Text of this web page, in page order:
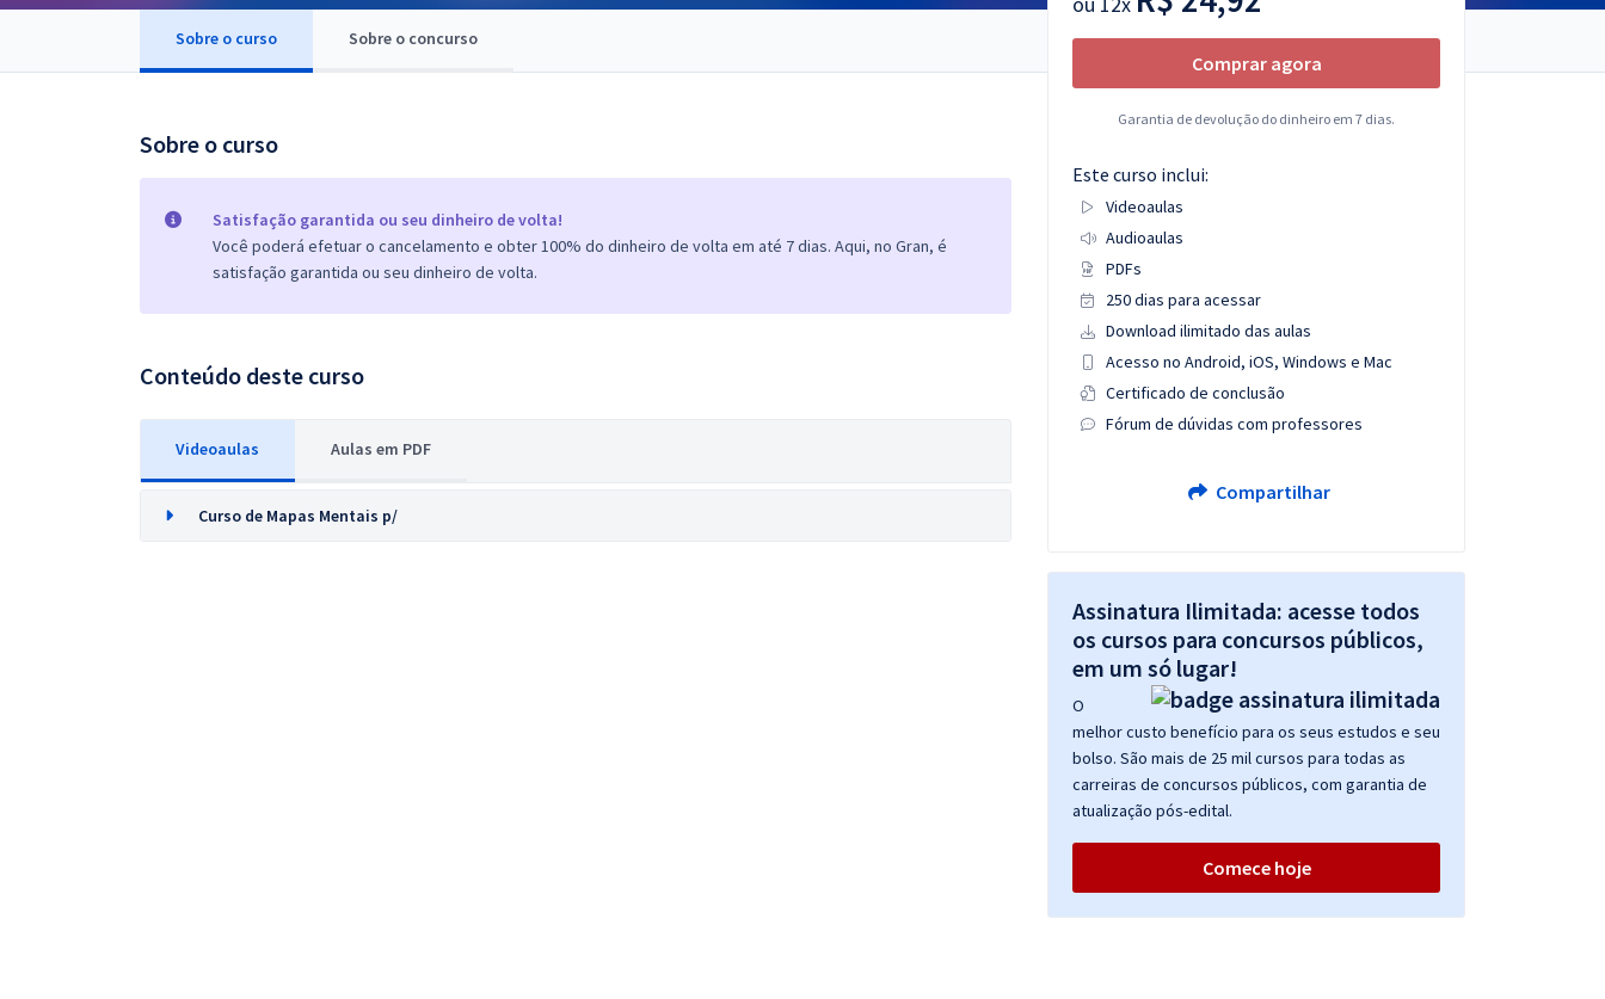
Graduação
Sobre o curso Sobre o concurso
Sobre o curso
Satisfação garantida ou seu dinheiro de volta!
Você poderá efetuar o cancelamento e obter 100% do dinheiro de volta em até 7 dias. Aqui, no Gran, é
satisfação garantida ou seu dinheiro de volta.
Conteúdo deste curso
Videoaulas Aulas em PDF
Curso de Mapas Mentais p/
Comprar agora
Garantia de devolução do dinheiro em 7 dias.
Este curso inclui:
Videoaulas
Audioaulas
PDFs
250 dias para acessar
Download ilimitado das aulas
Acesso no Android, iOS, Windows e Mac
Certificado de conclusão
Fórum de dúvidas com professores
Compartilhar
Assinatura Ilimitada: acesse todos
os cursos para concursos públicos,
em um só lugar!
O
melhor custo benefício para os seus estudos e seu
bolso. São mais de 25 mil cursos para todas as
carreiras de concursos públicos, com garantia de
atualização pós-edital.
Comece hoje